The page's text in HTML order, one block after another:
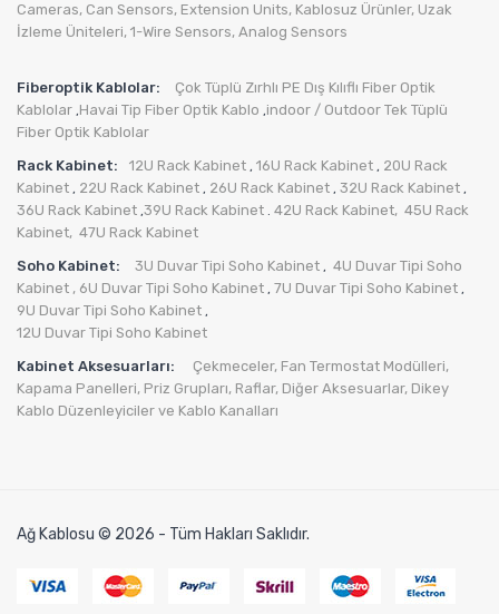
Cameras, Can Sensors, Extension Units, Kablosuz Ürünler, Uzak
İzleme Üniteleri, 1-Wire Sensors, Analog Sensors
Fiberoptik Kablolar:
Çok Tüplü Zırhlı PE Dış Kılıflı Fiber Optik
Kablolar ,Havai Tip Fiber Optik Kablo ,indoor / Outdoor Tek Tüplü
Fiber Optik Kablolar
Rack Kabinet:
12U Rack Kabinet , 16U Rack Kabinet , 20U Rack
Kabinet , 22U Rack Kabinet , 26U Rack Kabinet , 32U Rack Kabinet ,
36U Rack Kabinet ,39U Rack Kabinet . 42U Rack Kabinet, 45U Rack
Kabinet, 47U Rack Kabinet
Soho Kabinet:
3U Duvar Tipi Soho Kabinet , 4U Duvar Tipi Soho
Kabinet , 6U Duvar Tipi Soho Kabinet , 7U Duvar Tipi Soho Kabinet ,
9U Duvar Tipi Soho Kabinet ,
12U Duvar Tipi Soho Kabinet
Kabinet Aksesuarları:
Çekmeceler, Fan Termostat Modülleri,
Kapama Panelleri, Priz Grupları, Raflar, Diğer Aksesuarlar, Dikey
Kablo Düzenleyiciler ve Kablo Kanalları
Ağ Kablosu © 2026 - Tüm Hakları Saklıdır.